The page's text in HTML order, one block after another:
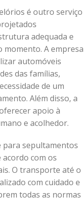
é outro serviço
adequada e
A empresa
automóveis
das famílias,
de um
Além disso, a
apoio à
e acolhedor.
sepultamentos
com os
O transporte até o
com cuidado e
todas as normas